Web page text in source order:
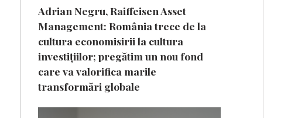
Adrian Negru, Raiffeisen Asset
Management: România trece de la
cultura economisirii la cultura
investițiilor; pregătim un nou fond
care va valorifica marile
transformări globale